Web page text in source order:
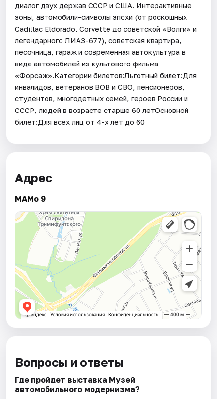
диалог двух держав СССР и США. Интерактивные
зоны, автомобили-символы эпохи (от роскошных
Cadillac Eldorado, Corvette до советской «Волги» и
легендарного ЛИАЗ-677), советская квартира,
песочница, гараж и современная автокультура в
виде автомобилей из культового фильма
«Форсаж».Категории билетов:Льготный билет:Для
инвалидов, ветеранов ВОВ и СВО, пенсионеров,
студентов, многодетных семей, героев России и
СССР, людей в возрасте старше 60 летОсновной
билет:Для всех лиц от 4-х лет до 60
Адрес
МАМо 9
Вопросы и ответы
Где пройдет выставка Музей
автомобильного модернизма?